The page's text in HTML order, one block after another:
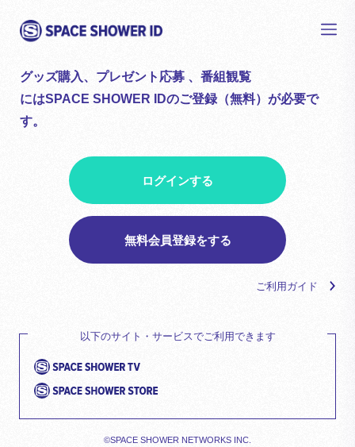
グッズ購入、プレゼント応募 、番組観覧
にはSPACE SHOWER IDのご登録（無料）が必要で
す。
ログインする
無料会員登録をする
ご利用ガイド
以下のサイト・サービスでご利用できます
©SPACE SHOWER NETWORKS INC.